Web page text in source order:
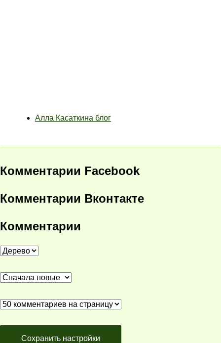
Алла Касаткина блог
Комментарии Facebook
Комментарии Вконтакте
Комментарии
Сохранить настройки